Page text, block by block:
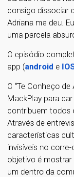
consigo dissociar
Adriana me deu.
uma parcela
O episódio
app (android e
O “Te Conheço
MackPlay para
contribuem todos
Através de
características
invisíveis no
objetivo é mostrar
um dentro da